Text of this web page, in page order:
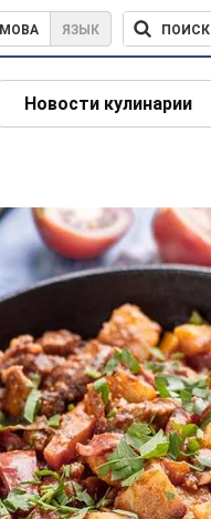
МОВА ЯЗЫК ПОИСК
Новости кулинарии